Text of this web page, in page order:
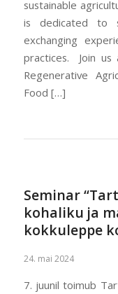
sustainable
is dedicated to
exchanging
practices. Join us
Regenerative
Food […]
Seminar
kohaliku ja
kokkuleppe
24. mai 2024
7. juunil toimub